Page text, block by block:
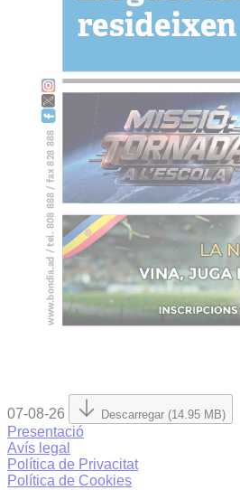
07-08-26 Descarregar (14.95 MB)
Presentació
Avís legal
Política de Privacitat
Política de Cookies